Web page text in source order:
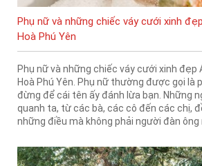
Phụ nữ và những chiếc váy cưới xinh
Hoà Phú Yên
Phụ nữ và những chiếc váy cưới xinh đẹp
Hoà Phú Yên. Phụ nữ thường được gọi là
đừng để cái tên ấy đánh lừa bạn. Những
quanh ta, từ các bà, các cô đến các chị,
những điều mà không phải người đàn